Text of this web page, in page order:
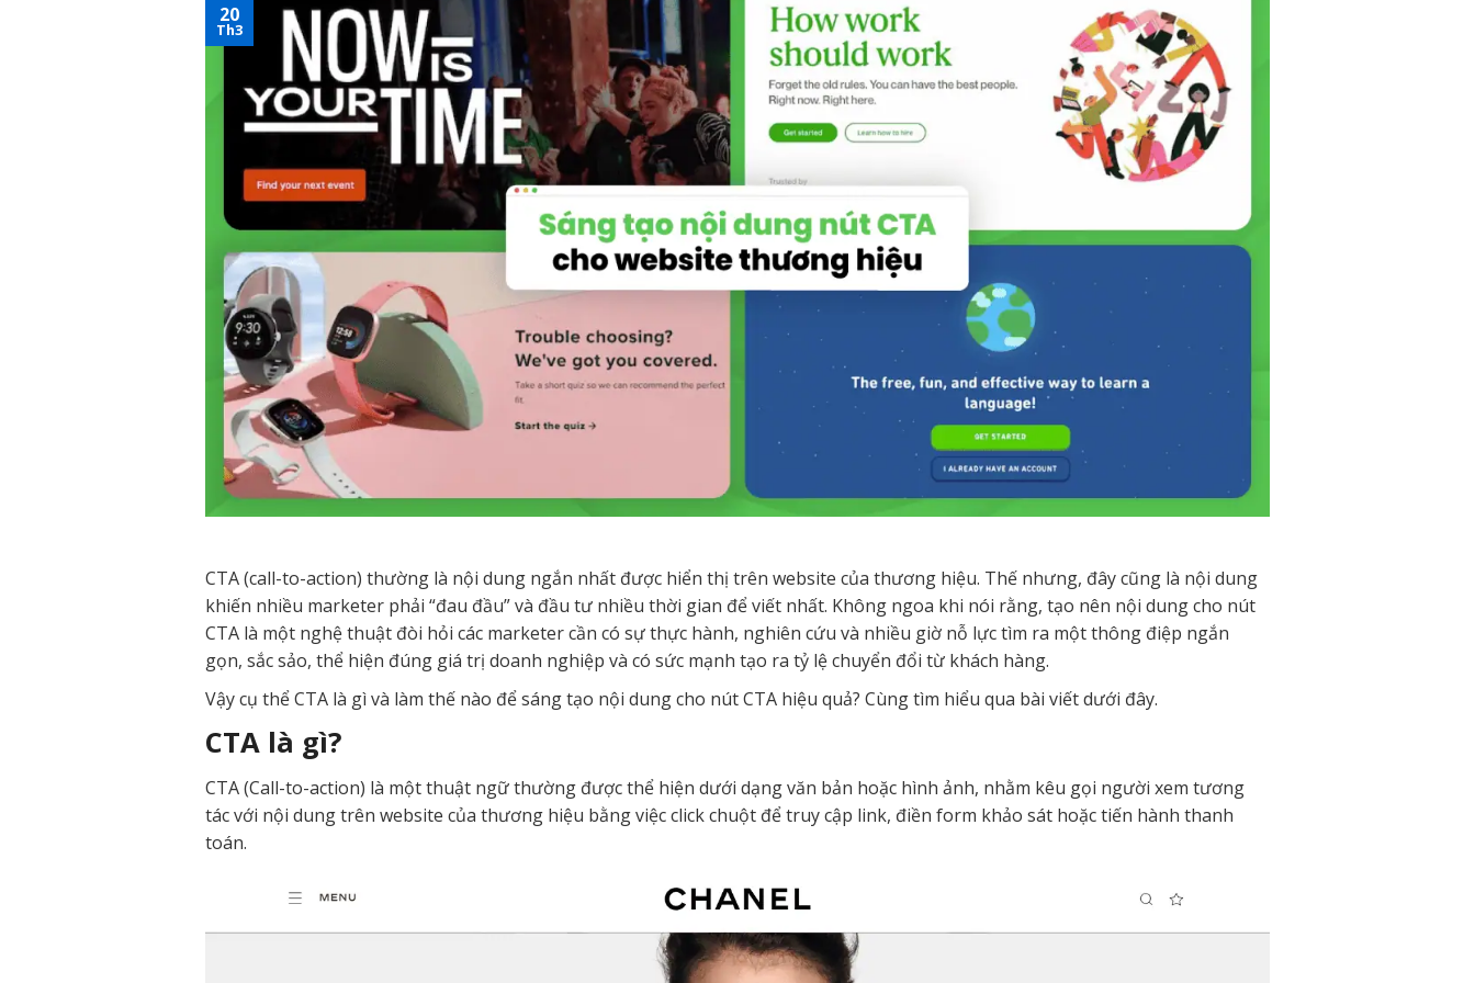
20
Th3
CTA (call-to-action) thường là nội dung ngắn nhất được hiển thị trên website của thương hiệu. Thế nhưng, đây cũng là nội dung
khiến nhiều marketer phải “đau đầu” và đầu tư nhiều thời gian để viết nhất. Không ngoa khi nói rằng, tạo nên nội dung cho nút
CTA là một nghệ thuật đòi hỏi các marketer cần có sự thực hành, nghiên cứu và nhiều giờ nỗ lực tìm ra một thông điệp ngắn
gọn, sắc sảo, thể hiện đúng giá trị doanh nghiệp và có sức mạnh tạo ra tỷ lệ chuyển đổi từ khách hàng.
Vậy cụ thể CTA là gì và làm thế nào để sáng tạo nội dung cho nút CTA hiệu quả? Cùng tìm hiểu qua bài viết dưới đây.
CTA là gì?
CTA (Call-to-action) là một thuật ngữ thường được thể hiện dưới dạng văn bản hoặc hình ảnh, nhằm kêu gọi người xem tương
tác với nội dung trên website của thương hiệu bằng việc click chuột để truy cập link, điền form khảo sát hoặc tiến hành thanh
toán.